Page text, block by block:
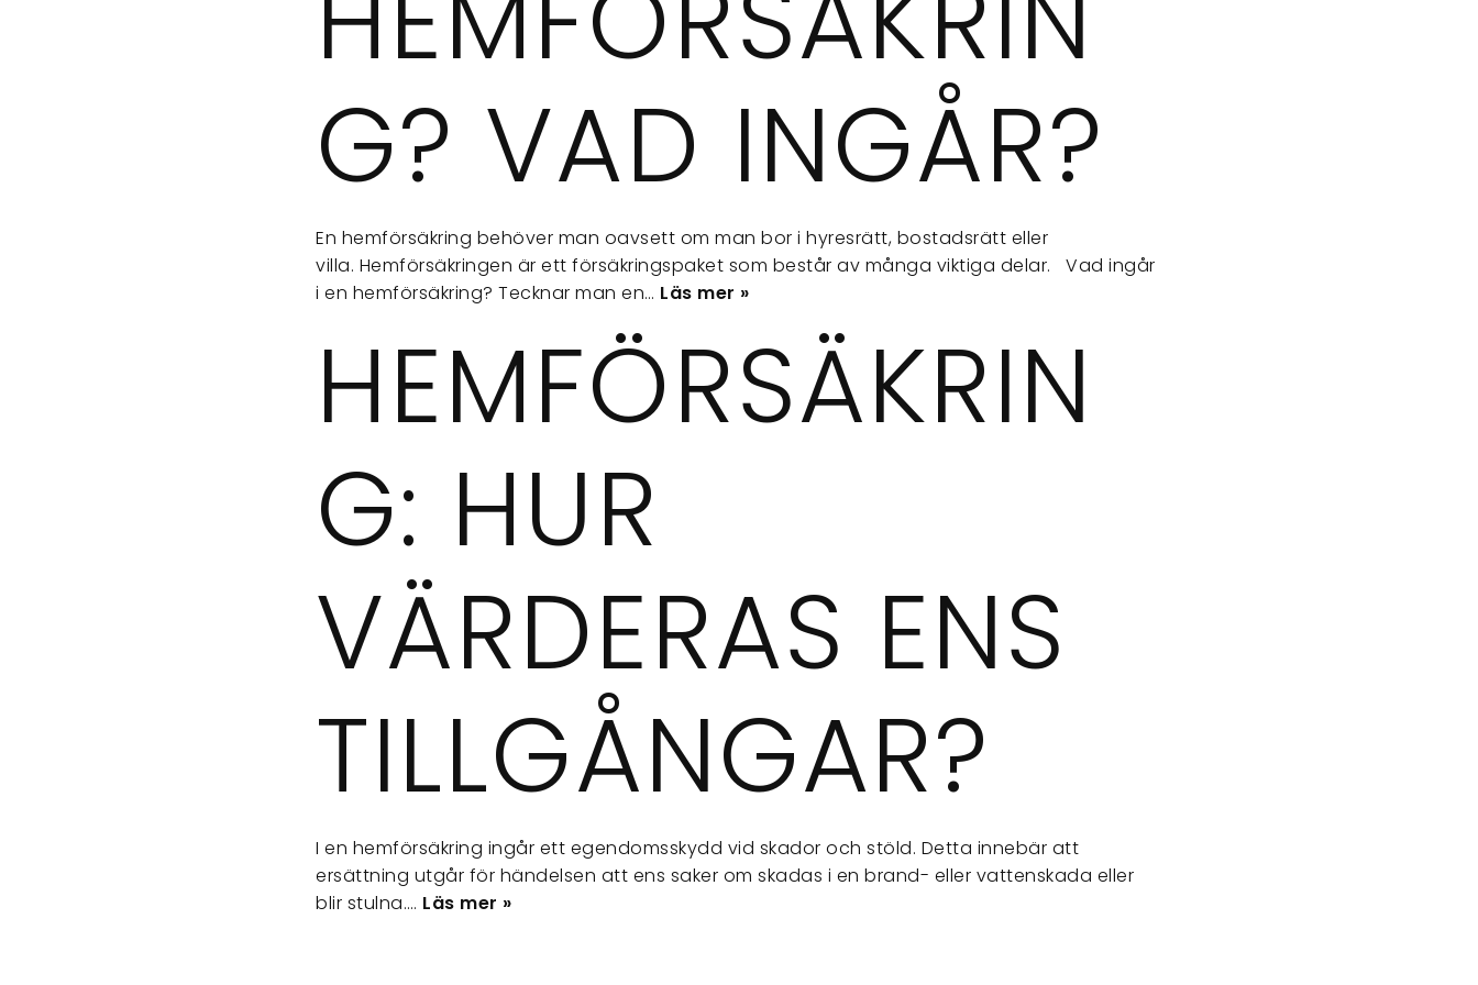
G? VAD INGÅR?
En hemförsäkring behöver man oavsett om man bor i hyresrätt, bostadsrätt eller
villa. Hemförsäkringen är ett försäkringspaket som består av många viktiga delar. Vad ingår
i en hemförsäkring? Tecknar man en… Läs mer »
HEMFÖRSÄKRIN
G: HUR
VÄRDERAS ENS
TILLGÅNGAR?
I en hemförsäkring ingår ett egendomsskydd vid skador och stöld. Detta innebär att
ersättning utgår för händelsen att ens saker om skadas i en brand- eller vattenskada eller
blir stulna.… Läs mer »